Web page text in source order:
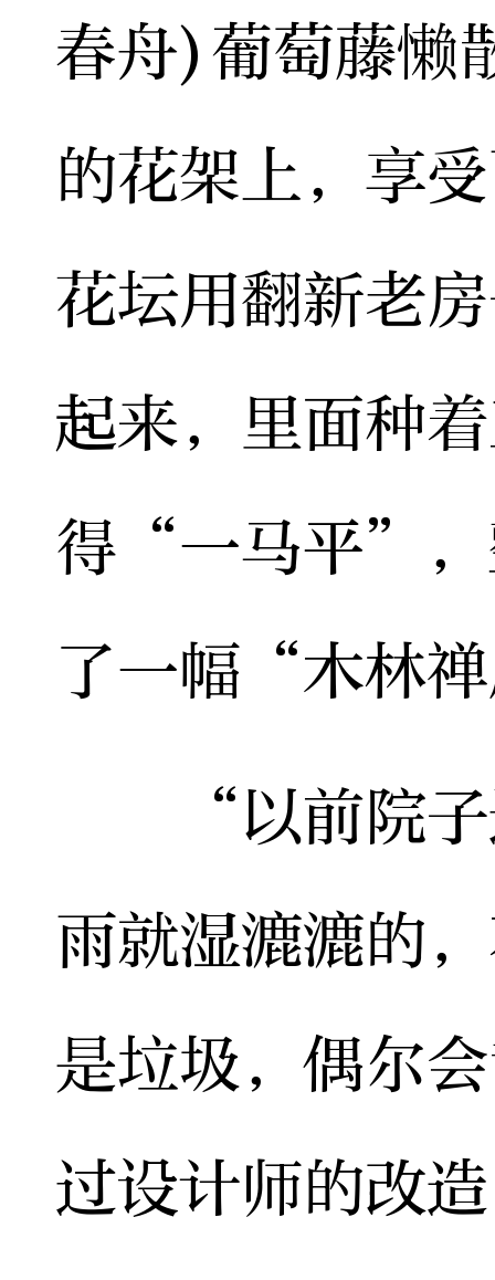
春舟)葡萄藤懒
的花架上，享
花坛用翻新老
起来，里面种
得“一马平”，
了一幅“木林
“以前院子
雨就湿漉漉的
是垃圾，偶尔
过设计师的改